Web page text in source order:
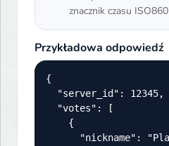
znacznik czasu
Przykładowa odpowiedź
{
  "server_id": 12345,
  "votes": [
    {
"nickname":